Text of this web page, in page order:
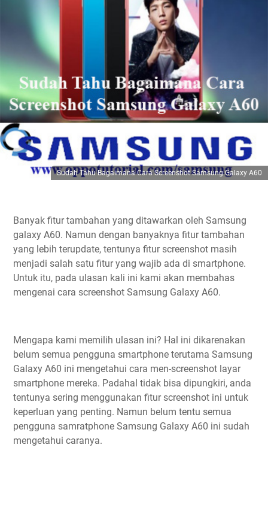
Sudah Tahu Bagaimana Cara Screenshot Samsung Galaxy A60
Banyak fitur tambahan yang ditawarkan oleh Samsung
galaxy A60. Namun dengan banyaknya fitur tambahan
yang lebih terupdate, tentunya fitur screenshot masih
menjadi salah satu fitur yang wajib ada di smartphone.
Untuk itu, pada ulasan kali ini kami akan membahas
mengenai cara screenshot Samsung Galaxy A60.
Mengapa kami memilih ulasan ini? Hal ini dikarenakan
belum semua pengguna smartphone terutama Samsung
Galaxy A60 ini mengetahui cara men-screenshot layar
smartphone mereka. Padahal tidak bisa dipungkiri, anda
tentunya sering menggunakan fitur screenshot ini untuk
keperluan yang penting. Namun belum tentu semua
pengguna samratphone Samsung Galaxy A60 ini sudah
mengetahui caranya.